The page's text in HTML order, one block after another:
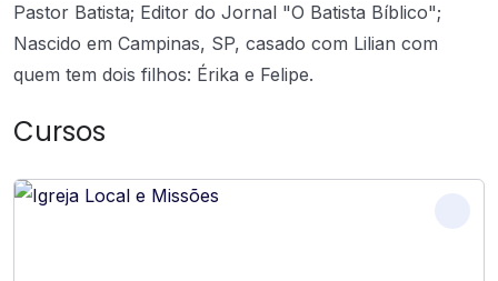
Pastor Batista; Editor do Jornal "O Batista Bíblico";
Nascido em Campinas, SP, casado com Lilian com
quem tem dois filhos: Érika e Felipe.
Cursos